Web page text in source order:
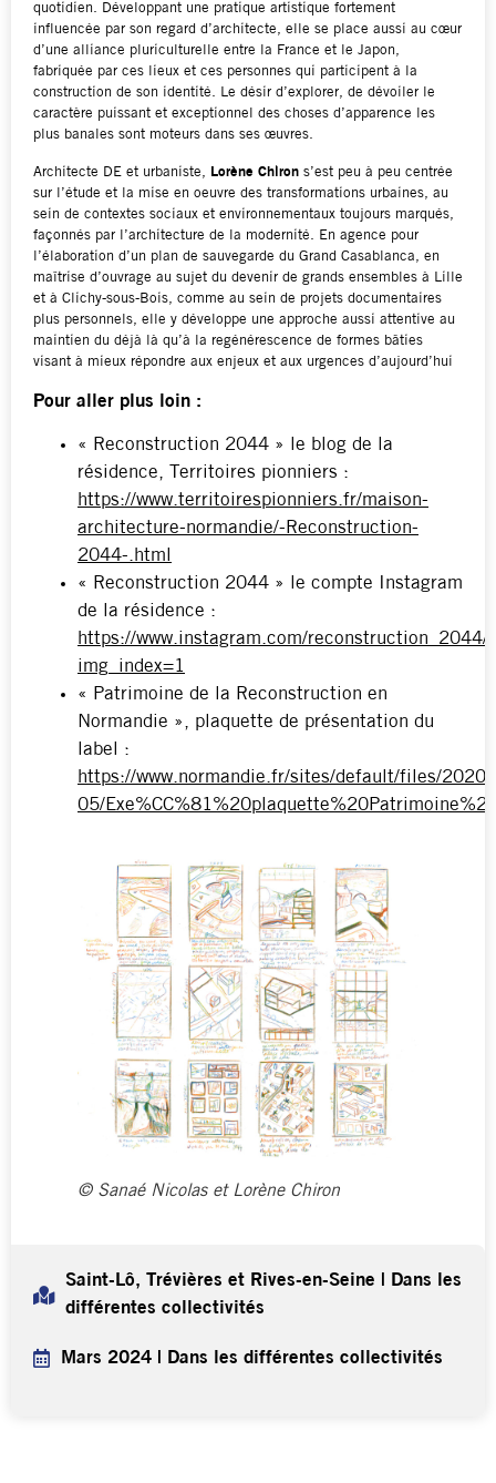
quotidien. Développant une pratique artistique fortement
influencée par son regard d’architecte, elle se place aussi au cœur
d’une alliance pluriculturelle entre la France et le Japon,
fabriquée par ces lieux et ces personnes qui participent à la
construction de son identité. Le désir d’explorer, de dévoiler le
caractère puissant et exceptionnel des choses d’apparence les
plus banales sont moteurs dans ses œuvres.
Architecte DE et urbaniste, Lorène Chiron s’est peu à peu centrée
sur l’étude et la mise en oeuvre des transformations urbaines, au
sein de contextes sociaux et environnementaux toujours marqués,
façonnés par l’architecture de la modernité. En agence pour
l’élaboration d’un plan de sauvegarde du Grand Casablanca, en
maîtrise d’ouvrage au sujet du devenir de grands ensembles à Lille
et à Clichy-sous-Bois, comme au sein de projets documentaires
plus personnels, elle y développe une approche aussi attentive au
maintien du déjà là qu’à la regénérescence de formes bâties
visant à mieux répondre aux enjeux et aux urgences d’aujourd’hui
Pour aller plus loin :
« Reconstruction 2044 » le blog de la
résidence, Territoires pionniers :
https://www.territoirespionniers.fr/maison-
architecture-normandie/-Reconstruction-
2044-.html
« Reconstruction 2044 » le compte Instagram
de la résidence :
https://www.instagram.com/reconstruction_2044/?
img_index=1
« Patrimoine de la Reconstruction en
Normandie », plaquette de présentation du
label :
https://www.normandie.fr/sites/default/files/2020-
05/
© Sanaé Nicolas et Lorène Chiron
Saint-Lô, Trévières et Rives-en-Seine | Dans les
différentes collectivités
Mars 2024 | Dans les différentes collectivités